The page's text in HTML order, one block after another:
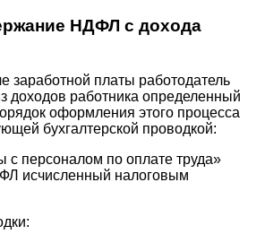
НДФЛ с дохода
заработной платы работодатель
доходов работника определенный
оформления этого процесса
бухгалтерской проводкой:
с персоналом по оплате труда»
исчисленный налоговым